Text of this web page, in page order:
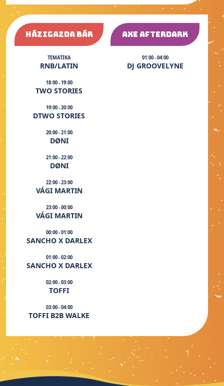
HÁZIGAZDA BÁR
TEMATIKA
RNB/LATIN
18:00 - 19:00
TWO STORIES
19:00 - 20:00
DTWO STORIES
20:00 - 21:00
DØNI
21:00 - 22:00
DØNI
22:00 - 23:00
VÁGI MARTIN
23:00 - 00:00
VÁGI MARTIN
00:00 - 01:00
SANCHO X DARLEX
01:00 - 02:00
SANCHO X DARLEX
02:00 - 03:00
TOFFI
03:00 - 04:00
TOFFI B2B WALKE
AXE AFTERDARK
01:00 - 04:00
DJ GROOVELYNE